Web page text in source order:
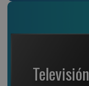
Televisión